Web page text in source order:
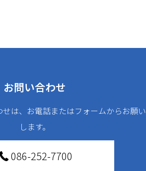
お問い合わせ
は、お電話またはフォームからお願い
します。
086-252-7700